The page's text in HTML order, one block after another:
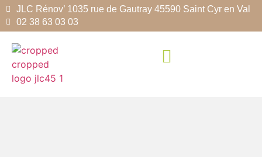
JLC Rénov’ 1035 rue de Gautray 45590 Saint Cyr en Val
02 38 63 03 03